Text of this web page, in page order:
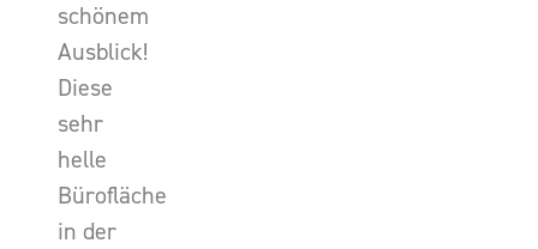
schönem
Ausblick!
Diese
sehr
helle
Bürofläche
in der